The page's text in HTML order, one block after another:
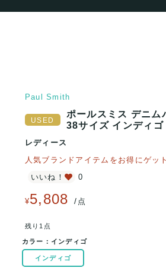
Paul Smith
ポールスミス デニム
38サイズ インディ
レディース
人気ブランドアイテムをお得にゲッ
いいね！
0
¥5,808 / 点
残り1点
カラー： インディゴ
インディゴ